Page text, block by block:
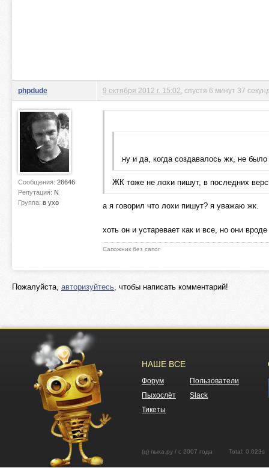
phpdude
Сообщения: 26646
Репутация: N
Группа: в ухо
9 октября 2012 г. 15:02 , спустя 6 минут 37
ну и да, когда создавалось жк, не
ЖК тоже не лохи пишут, в последних
а я говорил что лохи пишут? я уважаю жк.
хоть он и устаревает как и все, но они
Сапожник без сапог
Пожалуйста, авторизуйтесь, чтобы написать комментарий!
НАШЕ ВСЕ
Форум
Пользователи
Пыхослёт
Slack
Тикеты
(ц) пыха.ру / с 2007 года Total: